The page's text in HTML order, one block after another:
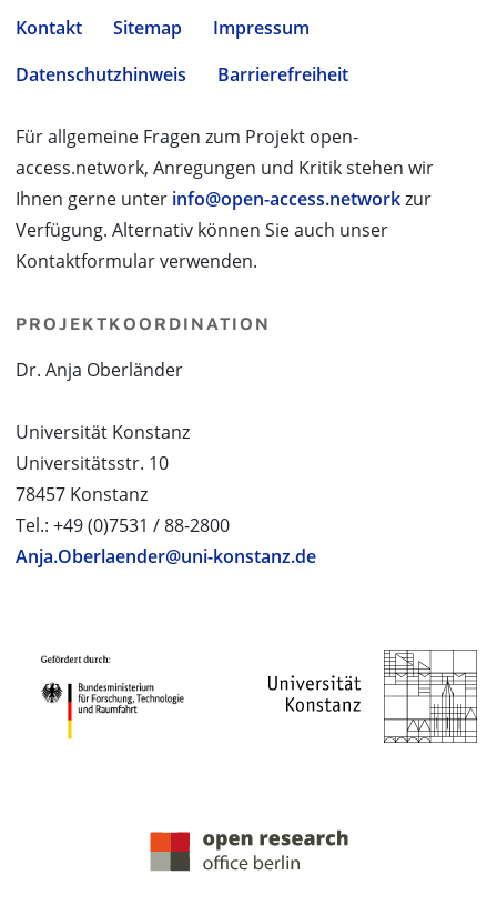
Kontakt Sitemap
Impressum
Datenschutzhinweis
Barrierefreiheit
Für allgemeine Fragen zum Projekt open-
access.network, Anregungen und Kritik stehen wir
Ihnen gerne unter info@open-access.networkzur
Verfügung. Alternativ können Sie auch unser
Kontaktformular verwenden.
PROJEKTKOORDINATION
Dr. Anja Oberländer
Universität Konstanz
Universitätsstr. 10
78457 Konstanz
Tel.: +49 (0)7531 / 88-2800
Anja.Oberlaender@uni-konstanz.de